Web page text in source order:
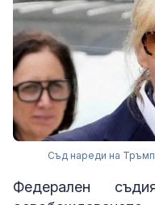
Съд нареди на
Федерален